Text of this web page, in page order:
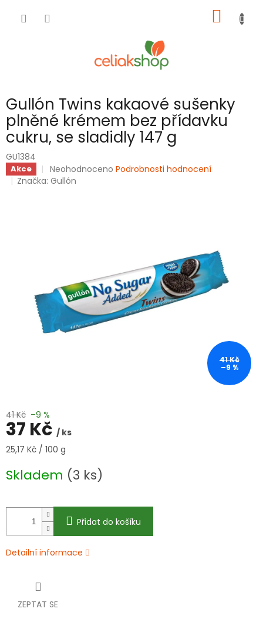
KOŠÍK
Gullón Twins kakaové sušenky
plněné krémem bez přídavku
cukru, se sladidly 147 g
GU1384
Akce
Průměrné
hodnocení
Neohodnoceno Podrobnosti hodnocení
Značka:Gullón
41 Kč
–9 %
41 Kč –9 %
37 Kč / ks
Měrná
25,17 Kč / 100 g
Skladem (3 ks)
Přidat do košíku
Detailní informace
ZEPTAT SE